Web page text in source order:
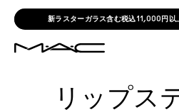
新ラスターガラス含む税込11,000円以
リップス